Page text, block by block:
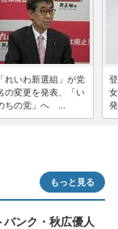
「れいわ新選組」が党
の変更を発表、「い
ちの党」へ ...
もっと見る
ンク・秋広優人